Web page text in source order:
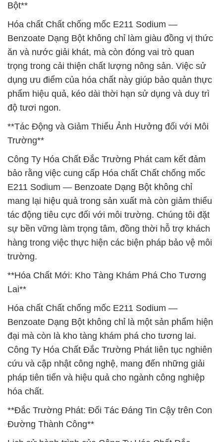
Bột**
Hóa chất Chất chống mốc E211 Sodium —
Benzoate Dạng Bột không chỉ làm giàu đồng vị thức
ăn và nước giải khát, mà còn đóng vai trò quan
trọng trong cải thiện chất lượng nông sản. Việc sử
dụng ưu điểm của hóa chất này giúp bảo quản thực
phẩm hiệu quả, kéo dài thời hạn sử dụng và duy trì
độ tươi ngon.
**Tác Động và Giảm Thiểu Ảnh Hưởng đối với Môi
Trường**
Công Ty Hóa Chất Đắc Trường Phát cam kết đảm
bảo rằng việc cung cấp Hóa chất Chất chống mốc
E211 Sodium — Benzoate Dạng Bột không chỉ
mang lại hiệu quả trong sản xuất mà còn giảm thiểu
tác động tiêu cực đối với môi trường. Chúng tôi đặt
sự bền vững làm trọng tâm, đồng thời hỗ trợ khách
hàng trong việc thực hiện các biện pháp bảo vệ môi
trường.
**Hóa Chất Mới: Kho Tàng Khám Phá Cho Tương
Lai**
Hóa chất Chất chống mốc E211 Sodium —
Benzoate Dạng Bột không chỉ là một sản phẩm hiện
đại mà còn là kho tàng khám phá cho tương lai.
Công Ty Hóa Chất Đắc Trường Phát liên tục nghiên
cứu và cập nhật công nghệ, mang đến những giải
pháp tiên tiến và hiệu quả cho ngành công nghiệp
hóa chất.
**Đắc Trường Phát: Đối Tác Đáng Tin Cậy trên Con
Đường Thành Công**